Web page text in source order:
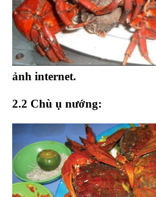
ảnh internet.
2.2 Chù ụ nướng: